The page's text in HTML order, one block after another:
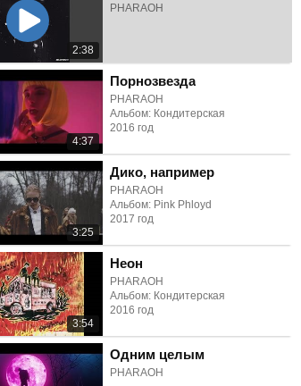
2:38
PHARAOH
4:37
Порнозвезда
PHARAOH
Альбом: Кондитерская
2016 год
3:25
Дико, например
PHARAOH
Альбом: Pink Phloyd
2017 год
3:54
Неон
PHARAOH
Альбом: Кондитерская
2016 год
Одним целым
PHARAOH